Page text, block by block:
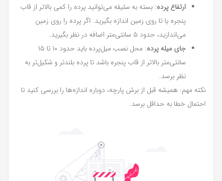
ارتفاع پرده: بسته به سلیقه می‌توانید پرده را کمی بالاتر از قاب
پنجره یا تا روی زمین اندازه بگیرید. اگر پرده را روی زمین
می‌اندازید، حدود ۵ سانتی‌متر اضافه در نظر بگیرید.
جای میله پرده
: محل نصب میل‌پرده باید حدود ۱۰ تا ۱۵
سانتی‌متر بالاتر از قاب پنجره باشد تا پرده بلندتر و شکیل‌تر به
نظر برسد.
نکته مهم: همیشه قبل از برش پارچه، دوباره اندازه‌ها را بررسی کنید تا
احتمال خطا به حداقل برسد.